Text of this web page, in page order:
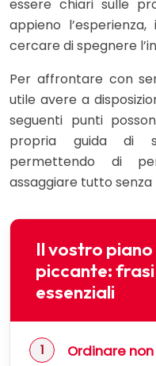
essere chiari sulle
appieno
cercare di spegnere
Per affrontare con
utile avere a
seguenti punti
propria guida di
permettendo di
assaggiare tutto senza
Il vostro piano
piccante:
essenziali
Ordinare